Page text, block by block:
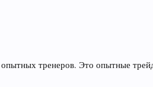
опытных тренеров. Это опытные